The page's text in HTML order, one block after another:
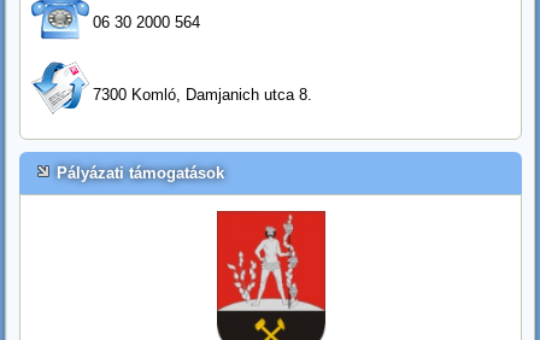
06 30 2000 564
7300 Komló, Damjanich utca 8.
Pályázati támogatások